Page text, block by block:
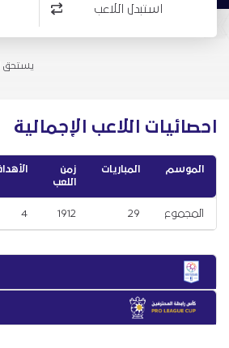
استبدل اللاعب
يستحق
احصائيات اللاعب الإجمالية
الموسم المباريات
زمن
اللعب
المجموع 29
1912
4